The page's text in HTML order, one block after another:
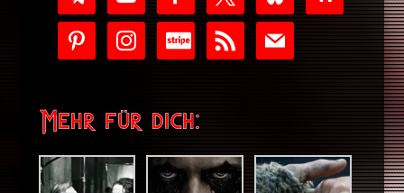
play
pinterest instagramcc-
stripe
rss mail
Mehr für dich: